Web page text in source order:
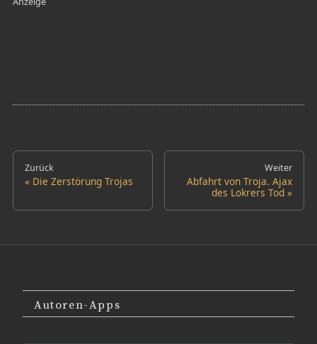
Zurück
Die Zerstörung Trojas
Weiter
Abfahrt von Troja. Ajax
des Lokrers Tod
Autoren-Apps